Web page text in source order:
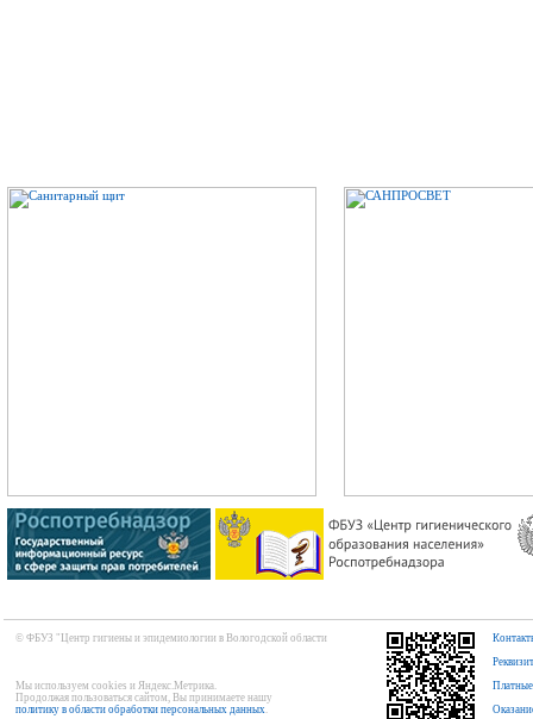
© ФБУЗ "Центр гигиены и эпидемиологии в Вологодской области
Мы используем cookies и Яндекс.Метрика.
Продолжая пользоваться сайтом, Вы принимаете нашу
политику в области обработки персональных данных.